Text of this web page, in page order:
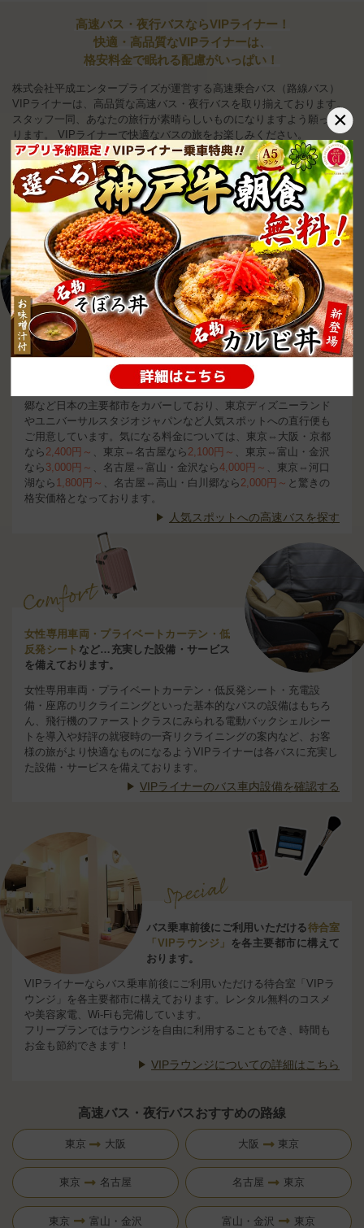
高速バス・夜行バスならVIPライナー！
快適・高品質なVIPライナーは、
格安料金で眠れる配慮がいっぱい！
株式会社平成エンタープライズが運営する高速乗合バス（路線バス）
VIPライナーは、高品質な高速バス・夜行バスを取り揃えております。
スタッフ一同、あなたの旅行が素晴らしいものになりますよう願ってお
ります。 VIPライナーで快適なバスの旅をお楽しみください。
VIPライナーは、日本の主要都市をカ
バー。人気スポットへの直行便もご用
意しています。
VIPライナーは、東京⇔大阪・京都、東京⇔名古屋、東京⇔富山・
金沢、名古屋⇔富山・金沢、東京⇔河口湖、名古屋⇔高山・白川
郷など日本の主要都市をカバーしており、東京ディズニーランド
やユニバーサルスタジオジャパンなど人気スポットへの直行便も
ご用意しています。気になる料金については、東京⇔大阪・京都
なら 2,400円～ 、東京⇔名古屋なら 2,100円～
、東京⇔富山・金沢
なら 3,000円～ 、名古屋⇔富山・金沢なら4,000円～
、東京⇔河口
湖なら 1,800円～ 、名古屋⇔高山・白川郷なら 2,000円～ と驚きの
格安価格となっております。
人気スポットへの高速バスを探す
女性専用車両・プライベートカーテン・低
反発シート など…充実した設備・サービス
を備えております。
女性専用車両・プライベートカーテン・低反発シート・充電設
備・座席のリクライニングといった基本的なバスの設備はもちろ
ん、飛行機のファーストクラスにみられる電動バックシェルシー
トを導入や好評の就寝時の一斉リクライニングの案内など、お客
様の旅がより快適なものになるようVIPライナーは各バスに充実し
た設備・サービスを備えております。
VIPライナーのバス車内設備を確認する
バス乗車前後にご利用いただける待合室
「VIPラウンジ」
を各主要都市に構えて
おります。
VIPライナーならバス乗車前後にご利用いただける待合室「VIPラ
ウンジ」を各主要都市に構えております。レンタル無料のコスメ
や美容家電、Wi-Fiも完備しています。
フリープランではラウンジを自由に利用することもでき、時間も
お金も節約できます！
VIPラウンジについての詳細はこちら
高速バス・夜行バスおすすめの路線
東京 大阪 大阪 東京
東京 名古屋 名古屋 東京
東京 富山・金沢 富山・金沢 東京
×